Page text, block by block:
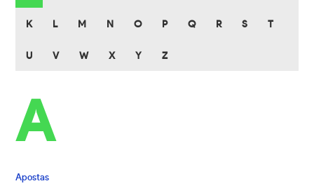
K L M N O P Q R S T
U V W X Y Z
A
Apostas